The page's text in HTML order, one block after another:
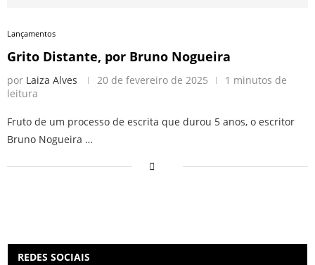
Lançamentos
Grito Distante, por Bruno Nogueira
por Laiza Alves 20 de fevereiro de 2025
1 minutos de
leitura
Fruto de um processo de escrita que durou 5 anos, o escritor
Bruno Nogueira …
REDES SOCIAIS